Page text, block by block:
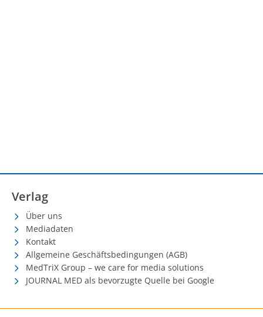
Verlag
Über uns
Mediadaten
Kontakt
Allgemeine Geschäftsbedingungen (AGB)
MedTriX Group – we care for media solutions
JOURNAL MED als bevorzugte Quelle bei Google